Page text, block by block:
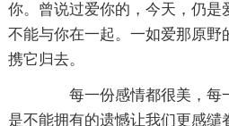
你。曾说过爱你的，今天，仍是
不能与你在一起。一如爱那原野
携它归去。
每一份感情都很美，每一
是不能拥有的遗憾让我们更感